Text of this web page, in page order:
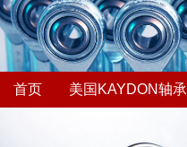
首页 美国KAYDON轴承